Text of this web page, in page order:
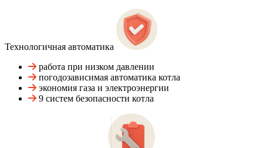
Технологичная автоматика
работа при низком давлении
погодозависимая автоматика котла
экономия газа и электроэнергии
9 систем безопасности котла